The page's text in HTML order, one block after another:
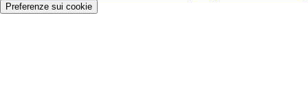
Preferenze sui cookie